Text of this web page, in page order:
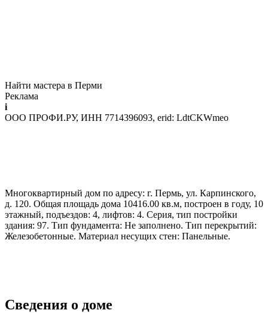
Найти мастера в Перми
Реклама
i
ООО ПРОФИ.РУ, ИНН 7714396093, erid: LdtCKWmeo
Многоквартирный дом по адресу: г. Пермь, ул. Карпинского,
д. 120. Общая площадь дома 10416.00 кв.м, построен в году, 10
этажный, подъездов: 4, лифтов: 4. Серия, тип постройки
здания: 97. Тип фундамента: Не заполнено. Тип перекрытий:
Железобетонные. Материал несущих стен: Панельные.
Сведения о доме